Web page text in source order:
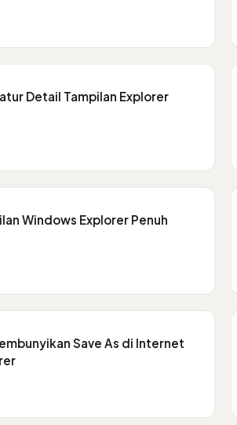
Detail Tampilan Explorer
Windows Explorer Penuh
Save As di Internet